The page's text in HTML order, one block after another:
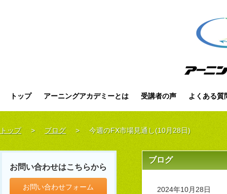
トップ アーニングアカデミーとは 受講者の声 よくある質
トップ > ブログ > 今週のFX市場見通し(10月28日)
ブログ
2024年10月28日
お問い合わせはこちらから
お問い合わせフォーム